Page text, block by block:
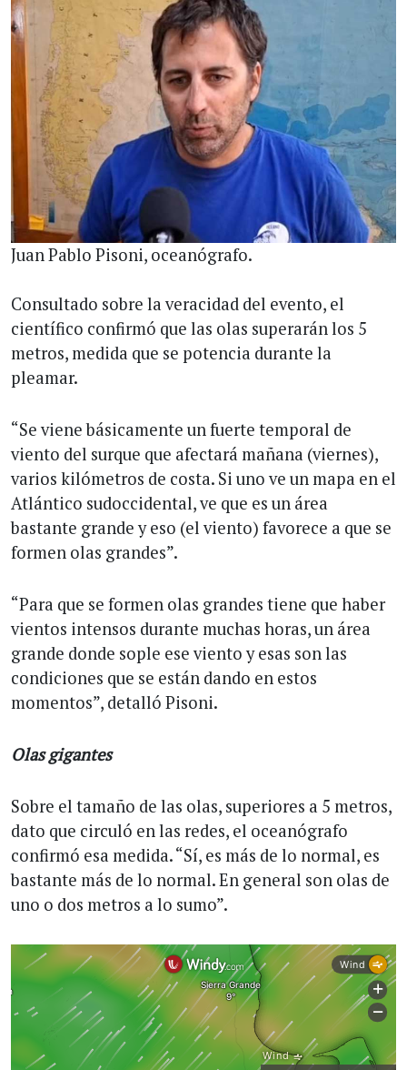
Juan Pablo Pisoni, oceanógrafo.
Consultado sobre la veracidad del evento, el
científico confirmó que las olas superarán los 5
metros, medida que se potencia durante la
pleamar.
“Se viene básicamente un fuerte temporal de
viento del surque que afectará mañana (viernes),
varios kilómetros de costa. Si uno ve un mapa en el
Atlántico sudoccidental, ve que es un área
bastante grande y eso (el viento) favorece a que se
formen olas grandes”.
“Para que se formen olas grandes tiene que haber
vientos intensos durante muchas horas, un área
grande donde sople ese viento y esas son las
condiciones que se están dando en estos
momentos”, detalló Pisoni.
Olas gigantes
Sobre el tamaño de las olas, superiores a 5 metros,
dato que circuló en las redes, el oceanógrafo
confirmó esa medida. “Sí, es más de lo normal, es
bastante más de lo normal. En general son olas de
uno o dos metros a lo sumo”.